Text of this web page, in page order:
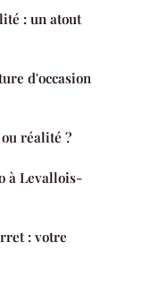
: un atout
d'occasion
réalité ?
à Levallois-
: votre